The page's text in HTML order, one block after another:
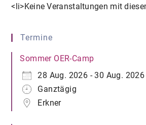
<li>Keine Veranstaltungen mit
Termine
Sommer OER-Camp
28 Aug. 2026 - 30 Aug. 2026
Ganztägig
Erkner